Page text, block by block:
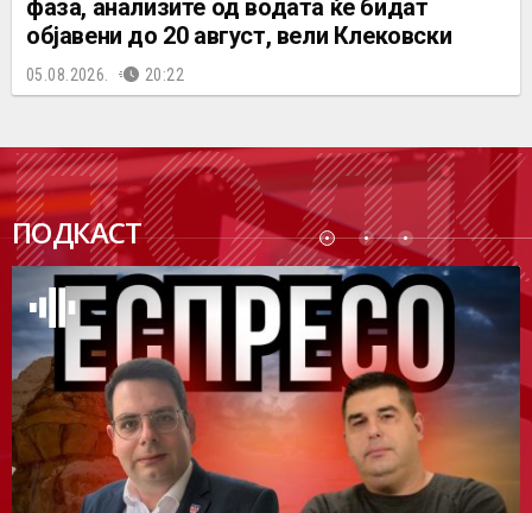
фаза, анализите од водата ќе бидат
објавени до 20 август, вели Клековски
05.08.2026. 20:22
ПОДКАСТ
ПОДК
АСТ